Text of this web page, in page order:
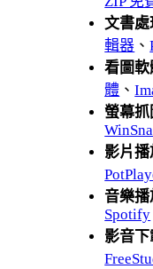
文書處
輯器 、
看圖軟
體 、
螢幕抓
影片
音樂
Spotify
影音下